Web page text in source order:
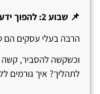
📌 שבוע 2: להפוך ידע לשיטה
הרבה בעלי עסקים הם
וכשקשה להסביר, קשה
לתהליך? איך גורמים